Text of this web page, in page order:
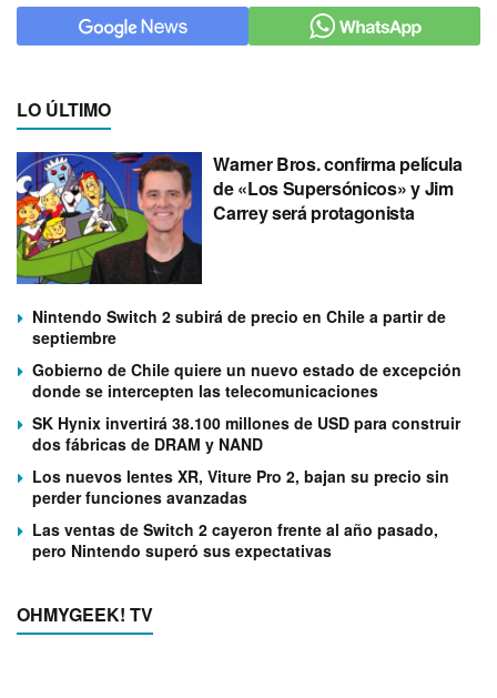
LO ÚLTIMO
Warner Bros. confirma película
de «Los Supersónicos» y Jim
Carrey será protagonista
Nintendo Switch 2 subirá de precio en Chile a partir de
septiembre
Gobierno de Chile quiere un nuevo estado de excepción
donde se intercepten las telecomunicaciones
SK Hynix invertirá 38.100 millones de USD para construir
dos fábricas de DRAM y NAND
Los nuevos lentes XR, Viture Pro 2, bajan su precio sin
perder funciones avanzadas
Las ventas de Switch 2 cayeron frente al año pasado,
pero Nintendo superó sus expectativas
OHMYGEEK! TV